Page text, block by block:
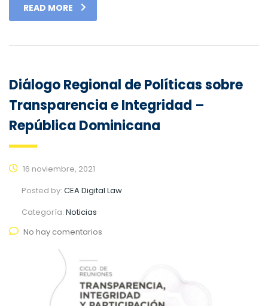
READ MORE
Diálogo Regional de Políticas sobre
Transparencia e Integridad –
República Dominicana
16 noviembre, 2021
Posted by: CEA Digital Law
Categoría: Noticias
No hay comentarios